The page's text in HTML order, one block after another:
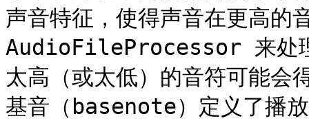
声音特征，使得声音在更高的
AudioFileProcessor 来处理
太高（或太低）的音符可能会
基音（basenote）定义了播